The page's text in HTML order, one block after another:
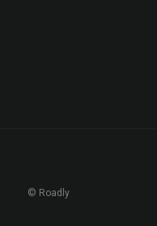
© Roadly